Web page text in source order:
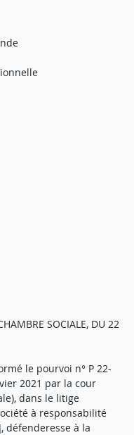
SOCIALE, DU 22
le pourvoi n° P 22-
2021 par la cour
dans le litige
à responsabilité
défenderesse à la